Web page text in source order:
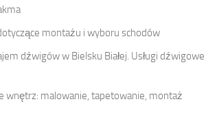
montażu i wyboru schodów
dźwigów w Bielsku Białej. Usługi dźwigowe
wnętrz: malowanie, tapetowanie, montaż